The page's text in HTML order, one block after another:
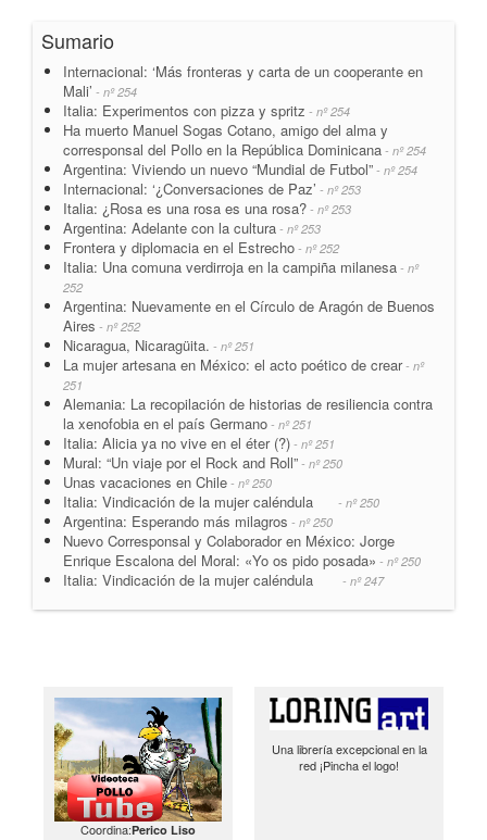
Sumario
Internacional: ‘Más fronteras y carta de un cooperante en
Mali’ - nº 254
Italia: Experimentos con pizza y spritz - nº 254
Ha muerto Manuel Sogas Cotano, amigo del alma y
corresponsal del Pollo en la República Dominicana - nº 254
Argentina: Viviendo un nuevo “Mundial de Futbol” - nº 254
Internacional: ‘¿Conversaciones de Paz’ - nº 253
Italia: ¿Rosa es una rosa es una rosa? - nº 253
Argentina: Adelante con la cultura - nº 253
Frontera y diplomacia en el Estrecho - nº 252
Italia: Una comuna verdirroja en la campiña milanesa - nº
252
Argentina: Nuevamente en el Círculo de Aragón de Buenos
Aires - nº 252
Nicaragua, Nicaragüita. - nº 251
La mujer artesana en México: el acto poético de crear- nº
251
Alemania: La recopilación de historias de resiliencia contra
la xenofobia en el país Germano - nº 251
Italia: Alicia ya no vive en el éter (?) - nº 251
Mural: “Un viaje por el Rock and Roll” - nº 250
Unas vacaciones en Chile - nº 250
Italia: Vindicación de la mujer caléndula - nº 250
Argentina: Esperando más milagros - nº 250
Nuevo Corresponsal y Colaborador en México: Jorge
Enrique Escalona del Moral: «Yo os pido posada» - nº 250
Italia: Vindicación de la mujer caléndula - nº 247
Coordina:Perico Liso
Una librería excepcional en la
red ¡Pincha el logo!